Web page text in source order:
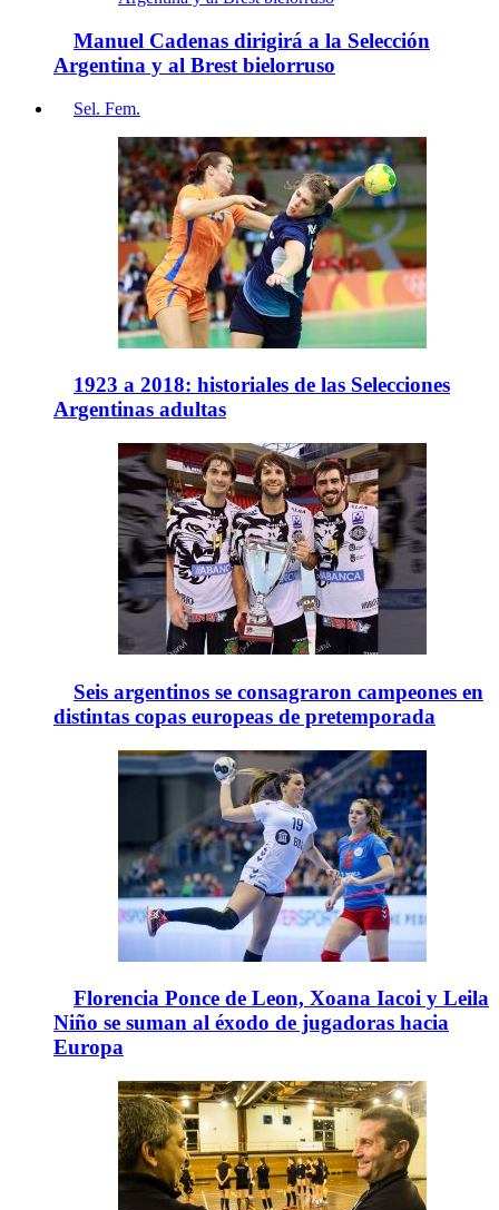
Manuel Cadenas dirigirá a la Selección
Argentina y al Brest bielorruso
Sel. Fem.
1923 a 2018: historiales de las Selecciones
Argentinas adultas
Seis argentinos se consagraron campeones en
distintas copas europeas de pretemporada
Florencia Ponce de Leon, Xoana Iacoi y Leila
Niño se suman al éxodo de jugadoras hacia
Europa